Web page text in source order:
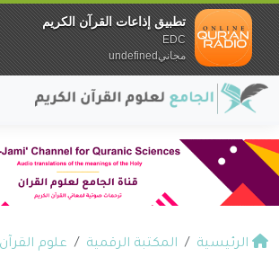
الرئيسية المكتبة الرقمية
علوم
تطبيق إذاعات القرآن الكريم
EDC
مجانيundefined